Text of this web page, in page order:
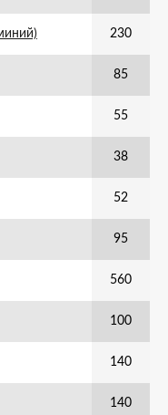
230
85
55
38
52
95
560
100
140
140